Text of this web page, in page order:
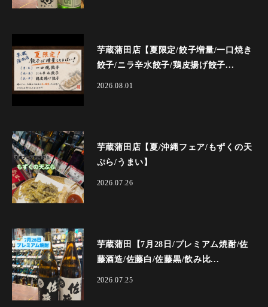
芋蔵蒲田店【夏限定/餃子増量/一口焼き
餃子/ニラ辛水餃子/鶏皮揚げ餃子...
2026.08.01
芋蔵蒲田店【夏/沖縄フェア/もずくの天
ぷら/うまい】
2026.07.26
芋蔵蒲田【7月28日/プレミアム焼酎/佐
藤酒造/佐藤白/佐藤黒/飲み比...
2026.07.25